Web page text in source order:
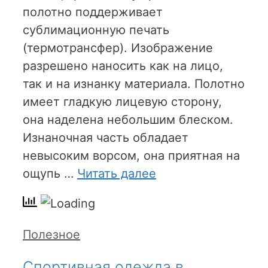
полотно поддерживает
сублимационную печать
(термотрансфер). Изображение
разрешено наносить как на лицо,
так и на изнанку материала. Полотно
имеет гладкую лицевую сторону,
она наделена небольшим блеском.
Изнаночная часть обладает
невысоким ворсом, она приятная на
ощупь … Читать далее
Рубрики
Полезное